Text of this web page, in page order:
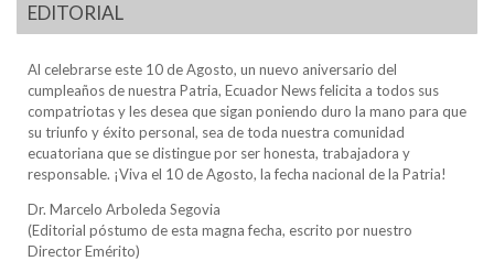
EDITORIAL
Al celebrarse este 10 de Agosto, un nuevo aniversario del
cumpleaños de nuestra Patria, Ecuador News felicita a todos sus
compatriotas y les desea que sigan poniendo duro la mano para que
su triunfo y éxito personal, sea de toda nuestra comunidad
ecuatoriana que se distingue por ser honesta, trabajadora y
responsable. ¡Viva el 10 de Agosto, la fecha nacional de la Patria!
Dr. Marcelo Arboleda Segovia
(Editorial póstumo de esta magna fecha, escrito por nuestro
Director Emérito)